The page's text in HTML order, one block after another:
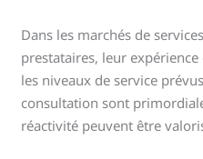
Dans les marchés de
prestataires, leur
les niveaux de service
consultation sont
réactivité peuvent être